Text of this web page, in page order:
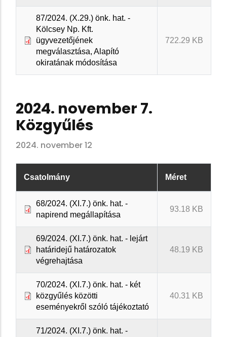
87/2024. (X.29.) önk. hat. -
Kölcsey Np. Kft.
ügyvezetőjének
megválasztása, Alapító
okiratának módosítása
722.29 KB
2024. november 7.
Közgyűlés
2024. november 12
Csatolmány Méret
68/2024. (XI.7.) önk. hat. -
napirend megállapítása
93.18 KB
69/2024. (XI.7.) önk. hat. - lejárt
határidejű határozatok
végrehajtása
48.19 KB
70/2024. (XI.7.) önk. hat. - két
közgyűlés közötti
eseményekről szóló tájékoztató
40.31 KB
71/2024. (XI.7.) önk. hat. -